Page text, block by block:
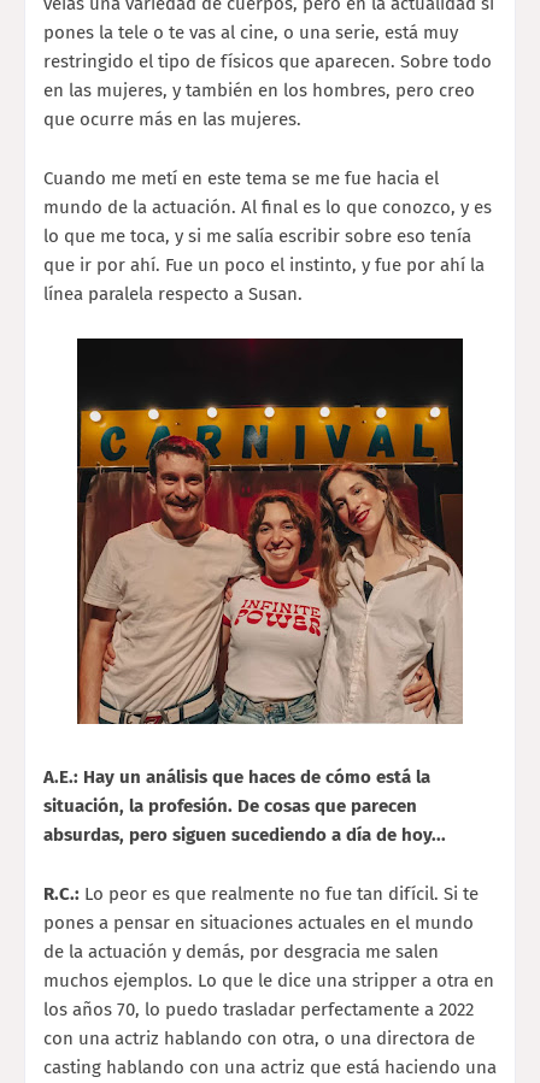
pones la tele o te vas al cine, o una serie, está muy
restringido el tipo de físicos que aparecen. Sobre todo
en las mujeres, y también en los hombres, pero creo
que ocurre más en las mujeres.
Cuando me metí en este tema se me fue hacia el
mundo de la actuación. Al final es lo que conozco, y es
lo que me toca, y si me salía escribir sobre eso tenía
que ir por ahí. Fue un poco el instinto, y fue por ahí la
línea paralela respecto a Susan.
A.E.: Hay un análisis que haces de cómo está la
situación, la profesión. De cosas que parecen
absurdas, pero siguen sucediendo a día de hoy...
R.C.: Lo peor es que realmente no fue tan difícil. Si te
pones a pensar en situaciones actuales en el mundo
de la actuación y demás, por desgracia me salen
muchos ejemplos. Lo que le dice una stripper a otra en
los años 70, lo puedo trasladar perfectamente a 2022
con una actriz hablando con otra, o una directora de
casting hablando con una actriz que está haciendo una